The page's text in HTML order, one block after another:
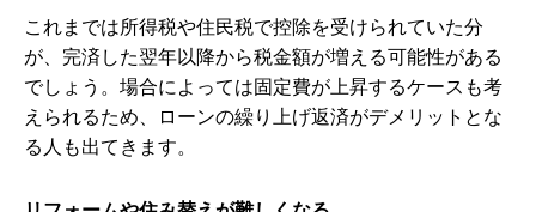
これまでは所得税や住民税で控除を受けられていた分
が、完済した翌年以降から税金額が増える可能性がある
でしょう。場合によっては固定費が上昇するケースも考
えられるため、ローンの繰り上げ返済がデメリットとな
る人も出てきます。